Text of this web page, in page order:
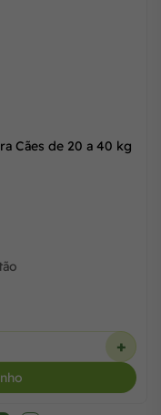
de Até 4,5 kg |
+